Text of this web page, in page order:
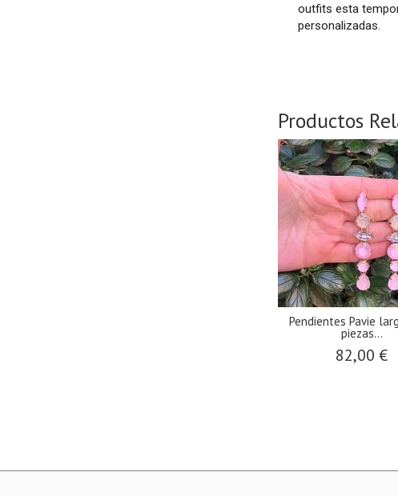
outfits esta
personalizadas.
Productos
Pendientes Pavie
piezas...
82,00 €